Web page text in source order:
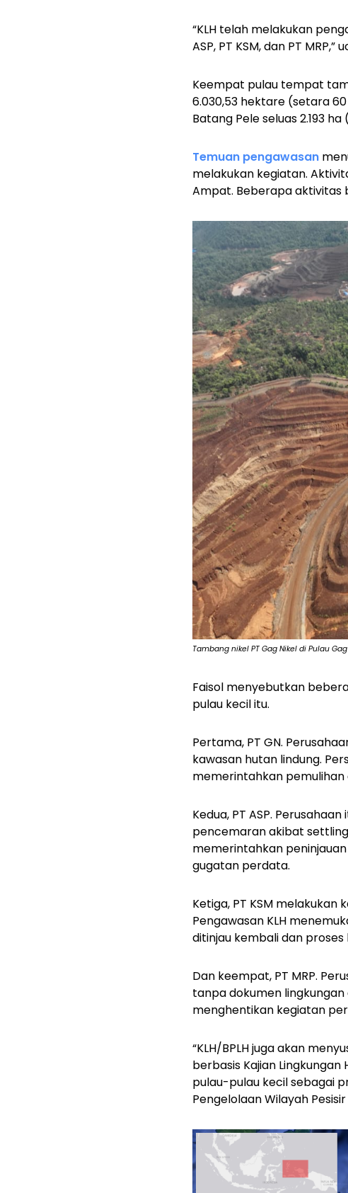
“KLH telah melakukan
ASP, PT KSM, dan PT
Keempat pulau tempat
6.030,53 hektare (setara
Batang Pele seluas 2.193
Temuan pengawasan
melakukan kegiatan.
Ampat. Beberapa aktivitas
Tambang nikel PT Gag Nikel di Pulau
Faisol menyebutkan
pulau kecil itu.
Pertama, PT GN.
kawasan hutan lindung.
memerintahkan pemulihan
Kedua, PT ASP.
pencemaran akibat
memerintahkan
gugatan perdata.
Ketiga, PT KSM melakukan
Pengawasan KLH
ditinjau kembali dan
Dan keempat, PT MRP.
tanpa dokumen lingkungan
menghentikan kegiatan
“KLH/BPLH juga akan
berbasis Kajian
pulau-pulau kecil sebagai
Pengelolaan Wilayah